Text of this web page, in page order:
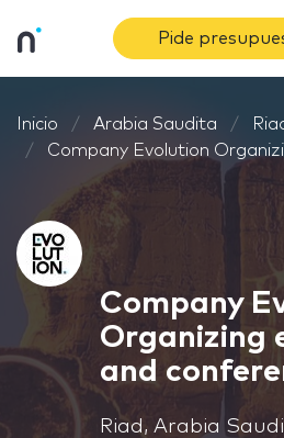
Pide
Inicio Arabia Saudita
Company Evolution
Company
Organizing
and
Riad, Arabia